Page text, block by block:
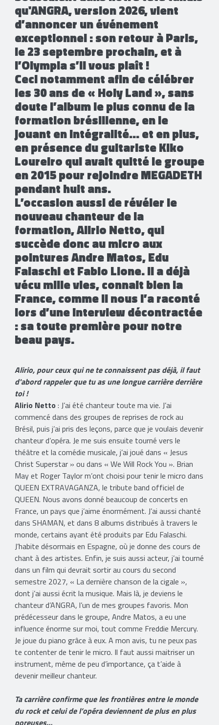
qu'ANGRA, version 2026, vient
d’annoncer un événement
exceptionnel : son retour à Paris,
le 23 septembre prochain, et à
l’Olympia s’il vous plaît !
Ceci notamment afin de célébrer
les 30 ans de « Holy Land », sans
doute l’album le plus connu de la
formation brésilienne, en le
jouant en intégralité… et en plus,
en présence du guitariste Kiko
Loureiro qui avait quitté le groupe
en 2015 pour rejoindre MEGADETH
pendant huit ans.
L’occasion aussi de révéler le
nouveau chanteur de la
formation, Alirio Netto, qui
succède donc au micro aux
pointures Andre Matos, Edu
Falaschi et Fabio Lione. Il a déjà
vécu mille vies, connait bien la
France, comme il nous l’a raconté
lors d’une interview décontractée
: sa toute première pour notre
beau pays.
Alirio, pour ceux qui ne te connaissent pas déjà, il faut
d'abord rappeler que tu as une longue carrière derrière
toi !
Alirio Netto : J’ai été chanteur toute ma vie. J’ai
commencé dans des groupes de reprises de rock au
Brésil, puis j’ai pris des leçons, parce que je voulais devenir
chanteur d’opéra. Je me suis ensuite tourné vers le
théâtre et la comédie musicale, j’ai joué dans « Jesus
Christ Superstar » ou dans « We Will Rock You ». Brian
May et Roger Taylor m’ont choisi pour tenir le micro dans
QUEEN EXTRAVAGANZA, le tribute band officiel de
QUEEN. Nous avons donné beaucoup de concerts en
France, un pays que j’aime énormément. J’ai aussi chanté
dans SHAMAN, et dans 8 albums distribués à travers le
monde, certains ayant été produits par Edu Falaschi.
J’habite désormais en Espagne, où je donne des cours de
chant à des artistes. Enfin, je suis aussi acteur, j’ai tourné
dans un film qui devrait sortir au cours du second
semestre 2027, « La dernière chanson de la cigale »,
dont j’ai aussi écrit la musique. Mais là, je deviens le
chanteur d’ANGRA, l’un de mes groupes favoris. Mon
prédécesseur dans le groupe, Andre Matos, a eu une
influence énorme sur moi, tout comme Freddie Mercury.
Je joue du piano grâce à eux. A mon avis, tu ne peux pas
te contenter de tenir le micro. Il faut aussi maitriser un
instrument, même de peu d’importance, ça t’aide à
devenir meilleur chanteur.
Ta carrière confirme que les frontières entre le monde
du rock et celui de l’opéra deviennent de plus en plus